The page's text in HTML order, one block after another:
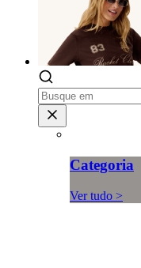
Categoria
Ver tudo >